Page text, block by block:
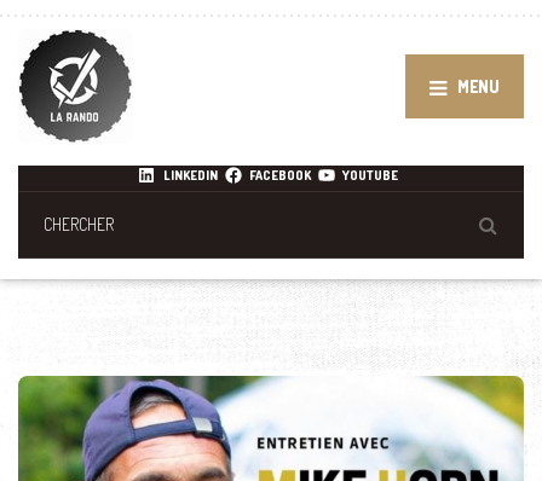
MENU
LINKEDIN FACEBOOK YOUTUBE